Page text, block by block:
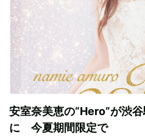
安室奈美恵の“Hero”が渋
に 今夏期間限定で